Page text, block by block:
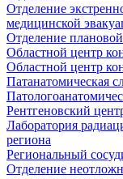
Отделение
медицинской
Отделение
Областной центр
Областной центр
Патанатомическая
Рентгеновский
Лаборатория
региона
Региональный
Отделение